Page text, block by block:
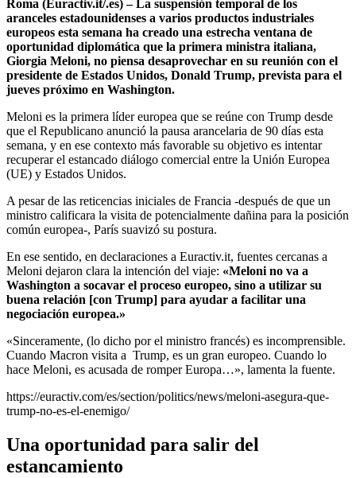
Roma (Euractiv.it/.es) – La suspensión temporal de los
aranceles estadounidenses a varios productos industriales
europeos esta semana ha creado una estrecha ventana de
oportunidad diplomática que la primera ministra italiana,
Giorgia Meloni, no piensa desaprovechar en su reunión con el
presidente de Estados Unidos, Donald Trump, prevista para el
jueves próximo en Washington.
Meloni es la primera líder europea que se reúne con Trump desde
que el Republicano anunció la pausa arancelaria de 90 días esta
semana, y en ese contexto más favorable su objetivo es intentar
recuperar el estancado diálogo comercial entre la Unión Europea
(UE) y Estados Unidos.
A pesar de las reticencias iniciales de Francia -después de que un
ministro calificara la visita de potencialmente dañina para la posición
común europea-, París suavizó su postura.
En ese sentido, en declaraciones a Euractiv.it, fuentes cercanas a
Meloni dejaron clara la intención del viaje: «Meloni no va a
Washington a socavar el proceso europeo, sino a utilizar su
buena relación [con Trump] para ayudar a facilitar una
negociación europea.»
«Sinceramente, (lo dicho por el ministro francés) es incomprensible.
Cuando Macron visita a Trump, es un gran europeo. Cuando lo
hace Meloni, es acusada de romper Europa…», lamenta la fuente.
https://euractiv.com/es/section/politics/news/meloni-asegura-que-
trump-no-es-el-enemigo/
Una oportunidad para salir del
estancamiento